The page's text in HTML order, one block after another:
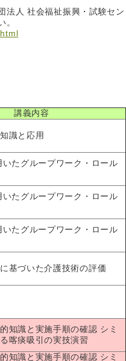
法人 社会福祉振興・試験セン
。
講義内容
識と応用
たグループワーク・ロール
たグループワーク・ロール
たグループワーク・ロール
基づいた介護技術の評価
知識と実施手順の確認 シミ
喀痰吸引の実技演習
知識と実施手順の確認 シミ